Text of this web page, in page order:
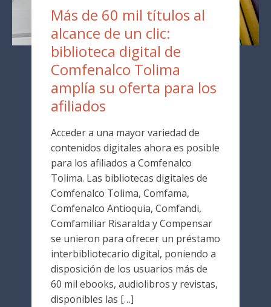
Más de 60 mil títulos al
alcance de un clic:
biblioteca digital de
Comfenalco Tolima
amplía su oferta para los
afiliados
Acceder a una mayor variedad de
contenidos digitales ahora es posible
para los afiliados a Comfenalco
Tolima. Las bibliotecas digitales de
Comfenalco Tolima, Comfama,
Comfenalco Antioquia, Comfandi,
Comfamiliar Risaralda y Compensar
se unieron para ofrecer un préstamo
interbibliotecario digital, poniendo a
disposición de los usuarios más de
60 mil ebooks, audiolibros y revistas,
disponibles las […]